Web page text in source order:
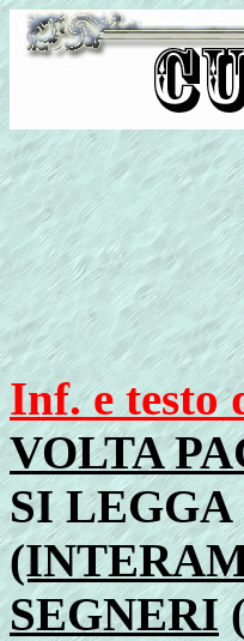
Inf. e testo
VOLTA
SI
SEGNERI